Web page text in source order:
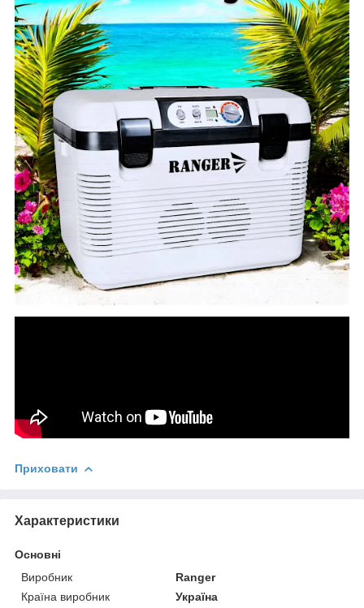
Приховати
Характеристики
Основні
Виробник
Ranger
Країна виробник
Україна